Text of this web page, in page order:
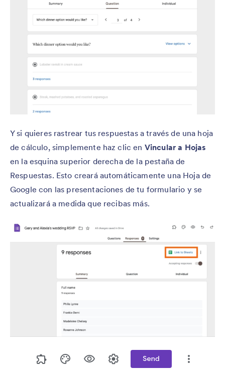
Y si quieres rastrear tus respuestas a través de una hoja
de cálculo, simplemente haz clic en Vincular a Hojas
en la esquina superior derecha de la pestaña de
Respuestas. Esto creará automáticamente una Hoja de
Google con las presentaciones de tu formulario y se
actualizará a medida que recibas más.